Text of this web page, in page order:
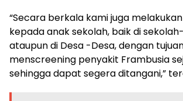
“Secara berkala kami juga
kepada anak sekolah, baik di
ataupun di Desa -Desa, dengan
menscreening penyakit Frambusia
sehingga dapat segera ditangani,”